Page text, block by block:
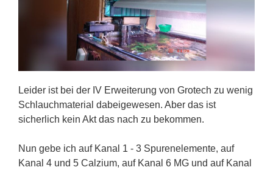
Leider ist bei der IV Erweiterung von Grotech zu wenig
Schlauchmaterial dabeigewesen. Aber das ist
sicherlich kein Akt das nach zu bekommen.
Nun gebe ich auf Kanal 1 - 3 Spurenelemente, auf
Kanal 4 und 5 Calzium, auf Kanal 6 MG und auf Kanal